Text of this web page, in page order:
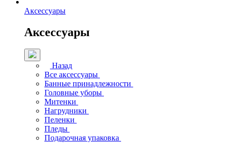
Аксессуары
Аксессуары
Назад
Все аксессуары
Банные принадлежности
Головные уборы
Митенки
Нагрудники
Пеленки
Пледы
Подарочная упаковка